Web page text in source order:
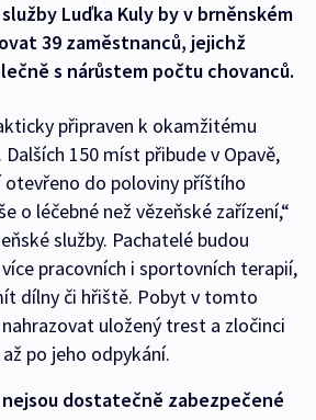
Luďka Kuly by v brněnském
39 zaměstnanců, jejichž
s nárůstem počtu chovanců.
připraven k okamžitému
150 míst přibude v Opavě,
otevřeno do poloviny příštího
o léčebné než vězeňské zařízení,“
služby. Pachatelé budou
pracovních i sportovních terapií,
dílny či hřiště. Pobyt v tomto
uložený trest a zločinci
po jeho odpykání.
dostatečně zabezpečené